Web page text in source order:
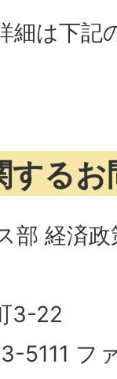
細は下記
する
部 経済
3-22
5111 フ